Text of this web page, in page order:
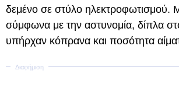
δεμένο σε στύλο ηλεκτροφωτισμού.
σύμφωνα με την αστυνομία, δίπλα
υπήρχαν κόπρανα και ποσότητα